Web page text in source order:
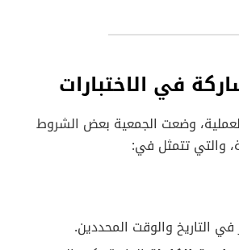
في الاختبارات
وضعت الجمعية بعض الشروط
والتي تتمثل في:
في التاريخ والوقت المحددين.